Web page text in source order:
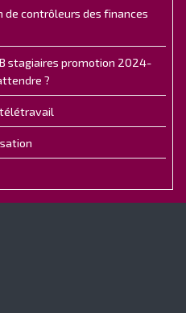
de contrôleurs des finances
stagiaires promotion 2024-
?
télétravail